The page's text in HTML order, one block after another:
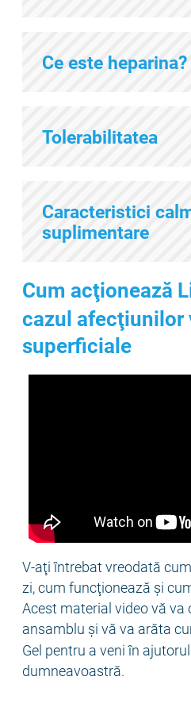
Ce este heparina?
Tolerabilitatea
Caracteristici
suplimentare
Cum acţionează
cazul afecţiunilor
superficiale
Video
V-aţi întrebat vreodată
zi, cum funcţionează şi
Acest material video vă va
ansamblu şi vă va arăta
Gel pentru a veni în
dumneavoastră.